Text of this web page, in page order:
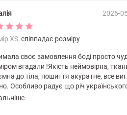
2026-
XS:співпадає розміру
своє замовлення боді просто чудове! З
вгадали !Якість неймовірна,
до тіла, пошиття акуратне, все
Особливо радує що річ
таким чином хочеться